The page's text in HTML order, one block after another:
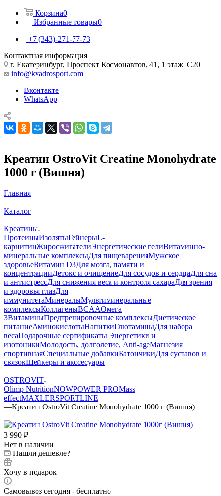
Корзина0
Избранные товары0
+7 (343)-271-77-73
Контактная информация
г. Екатеринбург, Проспект Космонавтов, 41, 1 этаж, С20
info@kvadrosport.com
Вконтакте
WhatsApp
Креатин OstroVit Creatine Monohydrate
1000 г (Вишня)
Главная
—
Каталог
—
Креатины
ПротеиныИзолятыГейнерыL-
карнитинЖиросжигателиЭнергетические гелиВитаминно-
минеральные комплексыДля пищеваренияМужское
здоровьеВитамин D3Для мозга, памяти и
концентрацииДетокс и очищениеДля сосудов и сердцаДля сна
и антистрессДля снижения веса и контроля сахараДля зрения
и здоровья глазДля
иммунитетаМинералыМультиминеральные
комплексыКоллагеныBCAAОмега
3ВитаминыПредтренировочные комплексыДиетическое
питаниеАминокислотыНапиткиГлютаминыДля набора
весаПодарочные сертификаты Энергетики и
изотоникиМолодость, долголетие, Anti-ageМагнезия
спортивнаяСпециальные добавкиБатончикиДля суставов и
связокШейкеры и акссесуары
—
OSTROVIT
Olimp NutritionNOWPOWER PROMass
effectMAXLERSPORTLINE
—Креатин OstroVit Creatine Monohydrate 1000 г (Вишня)
3 990 ₽
Нет в наличии
Нашли дешевле?
Хочу в подарок
Самовывоз сегодня - бесплатно